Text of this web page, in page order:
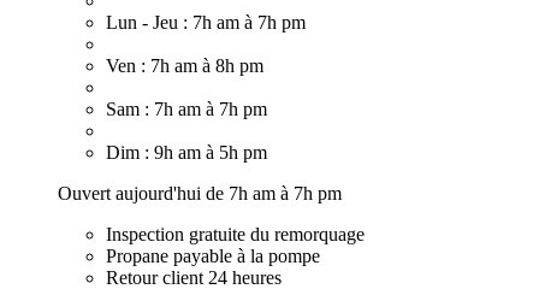
Lun - Jeu : 7h am à 7h pm
Ven : 7h am à 8h pm
Sam : 7h am à 7h pm
Dim : 9h am à 5h pm
Ouvert aujourd'hui de 7h am à 7h pm
Inspection gratuite du remorquage
Propane payable à la pompe
Retour client 24 heures